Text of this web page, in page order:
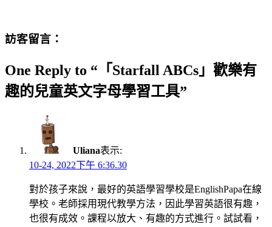
訪客留言：
One Reply to “「Starfall ABCs」歡樂有
趣的兒童英文字母學習工具”
Uliana表示:
10-24, 2022下午 6:36.30
對於孩子來說，最好的英語學習學校是EnglishPapa在線
學校。老師採用現代教學方法，因此學習英語很有趣，
也很有成效。課程以放大、有趣的方式進行。試試看，